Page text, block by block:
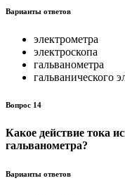
Варианты ответов
электрометра
электроскопа
гальванометра
гальванического
Вопрос 14
Какое действие тока
гальваноме­тра?
Варианты ответов